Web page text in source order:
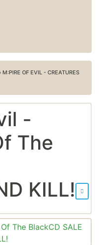
M:PIRE OF EVIL - CREATURES
-
The
KILL!